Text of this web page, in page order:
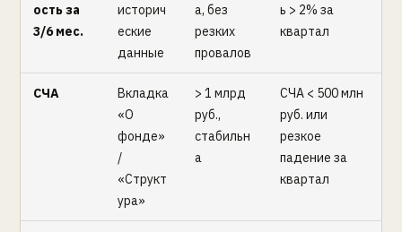
ость за
3/6 мес.
историч
еские
данные
а, без
резких
провалов
ь > 2% за
квартал
СЧА
Вкладка
«О
фонде»
/
«Структ
ура»
> 1 млрд
руб.,
стабильн
а
СЧА < 500 млн
руб. или
резкое
падение за
квартал